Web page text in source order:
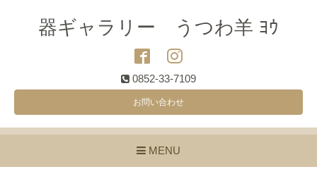
器ギャラリー うつわ羊 ﾖｳ
0852-33-7109
お問い合わせ
MENU